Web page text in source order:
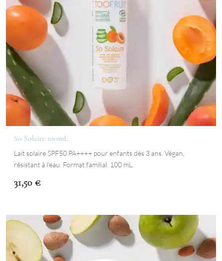
So Solaire 100mL
Lait solaire SPF50 PA++++ pour enfants dès 3 ans. Végan,
résistant à l'eau. Format familial. 100 mL.
31,50 €